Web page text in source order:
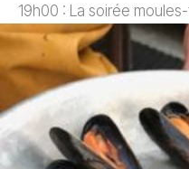
19h00 : La soirée